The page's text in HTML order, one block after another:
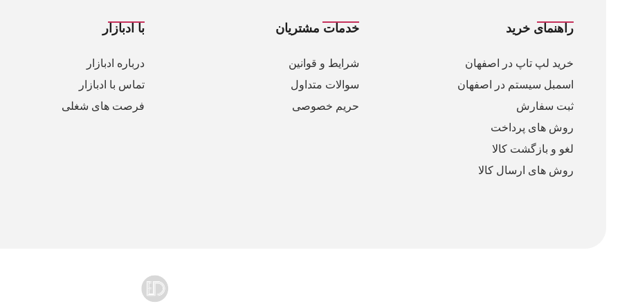
راهنمای خرید
خرید لپ تاپ در اصفهان
اسمبل سیستم در اصفهان
ثبت سفارش
روش های پرداخت
لغو و بازگشت کالا
روش های ارسال کالا
خدمات مشتریان
شرایط و قوانین
سوالات متداول
حریم خصوصی
با ادبازار
درباره ادبازار
تماس با ادبازار
فرصت های شغلی